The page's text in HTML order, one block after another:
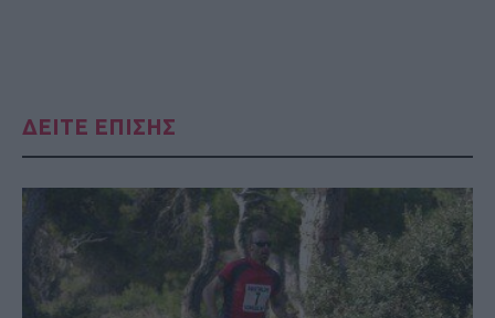
ΔΕΙΤΕ ΕΠΙΣΗΣ